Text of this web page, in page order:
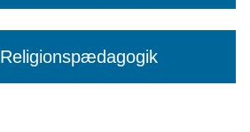
Religionspædagogik